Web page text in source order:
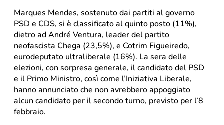
Marques Mendes, sostenuto dai partiti al governo
PSD e CDS, si è classificato al quinto posto (11%),
dietro ad André Ventura, leader del partito
neofascista Chega (23,5%), e Cotrim Figueiredo,
eurodeputato ultraliberale (16%). La sera delle
elezioni, con sorpresa generale, il candidato del PSD
e il Primo Ministro, così come l’Iniziativa Liberale,
hanno annunciato che non avrebbero appoggiato
alcun candidato per il secondo turno, previsto per l’8
febbraio.